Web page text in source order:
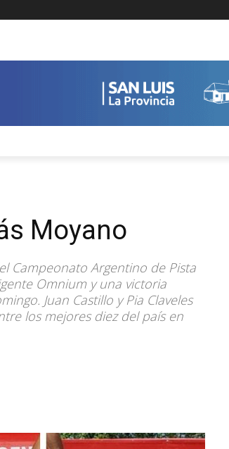
Moyano
Campeonato Argentino de Pista
Omnium y una victoria
Juan Castillo y Pia Claveles
los mejores diez del país en